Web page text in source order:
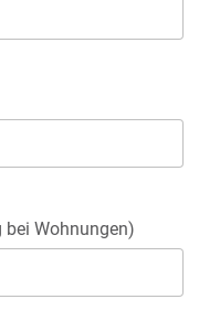
Wohnungen)